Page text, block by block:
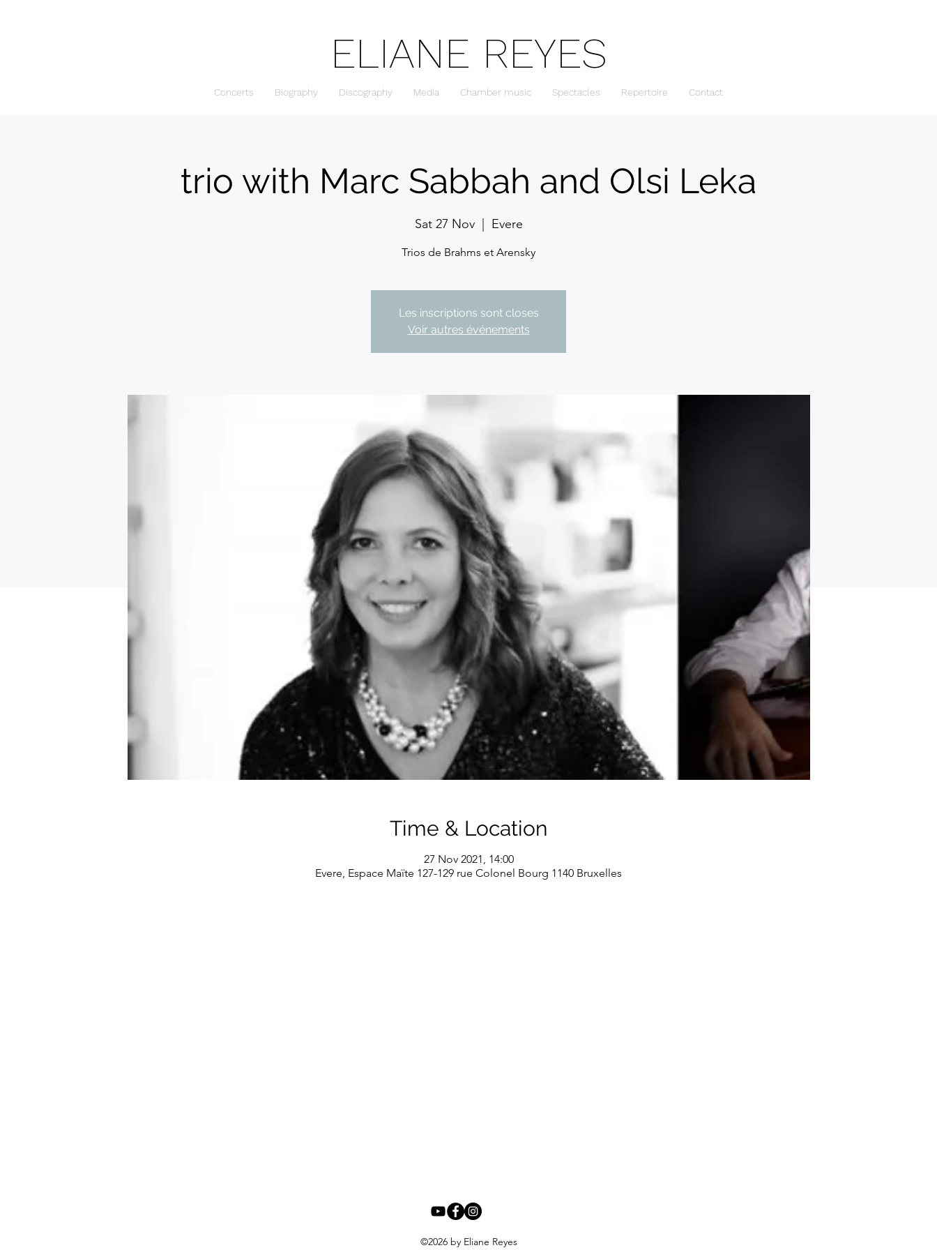
ELIANE REYES
Concerts Biography Discography Media Chamber music Spectacles Repertoire Contact
trio with Marc Sabbah and Olsi Leka
Sat 27 Nov
  |
Evere
Trios de Brahms et Arensky
Les inscriptions sont closes
Voir autres événements
Time & Location
27 Nov 2021, 14:00
Evere, Espace Maïte 127-129 rue Colonel Bourg 1140 Bruxelles
©2026by Eliane Reyes